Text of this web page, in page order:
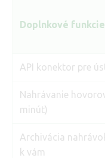
Doplnkové
API konektor pre
Nahrávanie
minút)
Archivácia
k vám